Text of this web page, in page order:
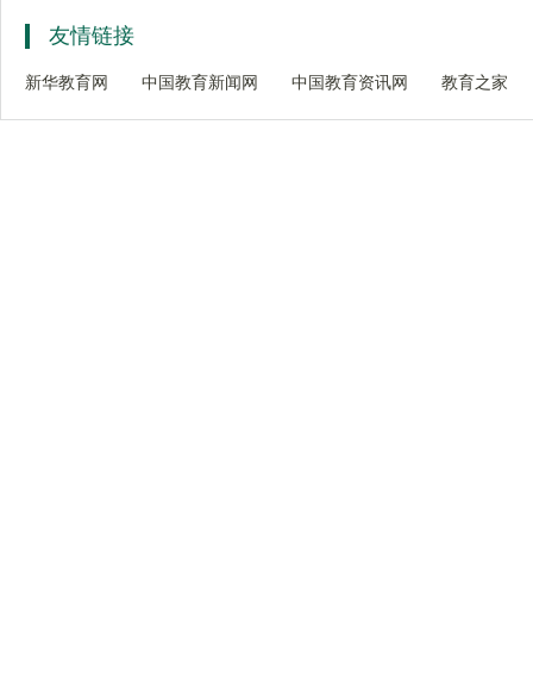
友情链接
新华教育网 中国教育新闻网 中国教育资讯网 教育之家